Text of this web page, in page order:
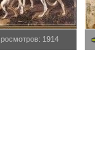
1914